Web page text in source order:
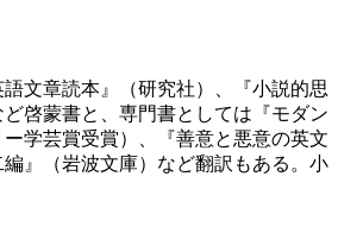
文章読本』（研究社）、『小説的思
啓蒙書と、専門書としては『モダン
学芸賞受賞）、『善意と悪意の英文
』（岩波文庫）など翻訳もある。小